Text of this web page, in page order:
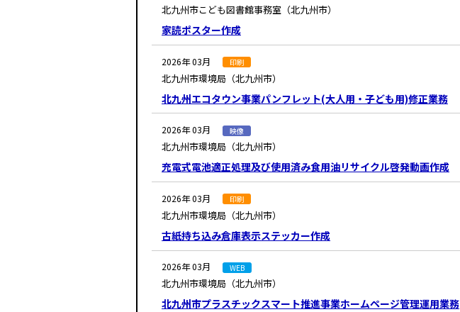
北九州市こども図書館事務室（北九州市）
家読ポスター作成
2026年 03月 印刷
北九州市環境局（北九州市）
北九州エコタウン事業パンフレット(大人用・子ども用)修正業務
2026年 03月 映像
北九州市環境局（北九州市）
充電式電池適正処理及び使用済み食用油リサイクル啓発動画作成
2026年 03月 印刷
北九州市環境局（北九州市）
古紙持ち込み倉庫表示ステッカー作成
2026年 03月 WEB
北九州市環境局（北九州市）
北九州市プラスチックスマート推進事業ホームページ管理運用業務